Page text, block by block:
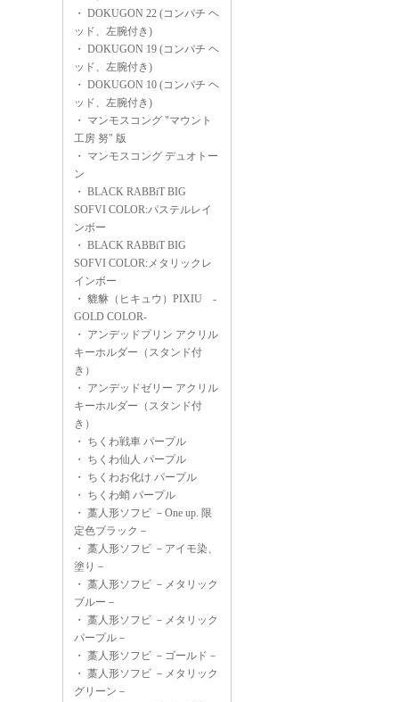
・ DOKUGON 22 (コンパチ ヘ
ッド、左腕付き)
・ DOKUGON 19 (コンパチ ヘ
ッド、左腕付き)
・ DOKUGON 10 (コンパチ ヘ
ッド、左腕付き)
・ マンモスコング "マウント
工房 努" 版
・ マンモスコング デュオトー
ン
・ BLACK RABBiT BIG
SOFVI COLOR:パステルレイ
ンボー
・ BLACK RABBiT BIG
SOFVI COLOR:メタリックレ
インボー
・ 貔貅（ヒキュウ）PIXIU -
GOLD COLOR-
・ アンデッドプリン アクリル
キーホルダー（スタンド付
き）
・ アンデッドゼリー アクリル
キーホルダー（スタンド付
き）
・ ちくわ戦車 パープル
・ ちくわ仙人 パープル
・ ちくわお化け パープル
・ ちくわ蛸 パープル
・ 藁人形ソフビ －One up. 限
定色ブラック－
・ 藁人形ソフビ －アイモ染、
塗り－
・ 藁人形ソフビ －メタリック
ブルー－
・ 藁人形ソフビ －メタリック
パープル－
・ 藁人形ソフビ －ゴールド－
・ 藁人形ソフビ －メタリック
グリーン－